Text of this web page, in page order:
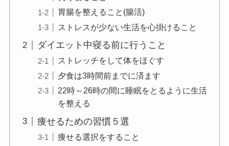
胃腸を整えること(腸活)
ストレスが少ない生活を心掛けること
ダイエット中寝る前に行うこと
ストレッチをして体をほぐす
夕食は3時間前までに済ます
22時～26時の間に睡眠をとるように生活
を整える
痩せるための習慣５選
痩せる選択をすること